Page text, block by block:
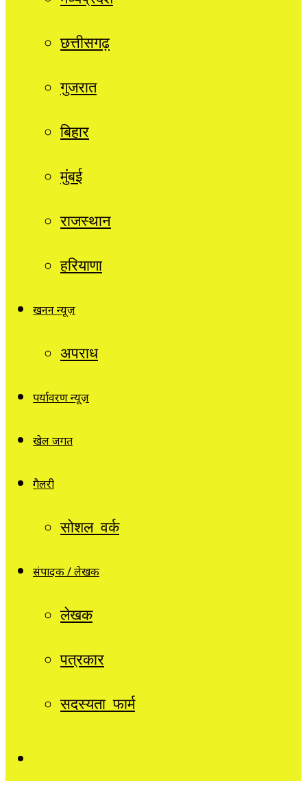
छत्तीसगढ़
गुजरात
बिहार
मुंबई
राजस्थान
हरियाणा
खनन न्यूज़
अपराध
पर्यावरण न्यूज़
खेल जगत
गैलरी
सोशल वर्क
संपादक / लेखक
लेखक
पत्रकार
सदस्यता फार्म